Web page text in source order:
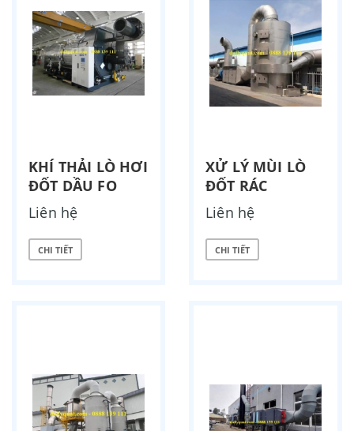
KHÍ THẢI LÒ HƠI
ĐỐT DẦU FO
Liên hệ
CHI TIẾT
XỬ LÝ MÙI LÒ
ĐỐT RÁC
Liên hệ
CHI TIẾT